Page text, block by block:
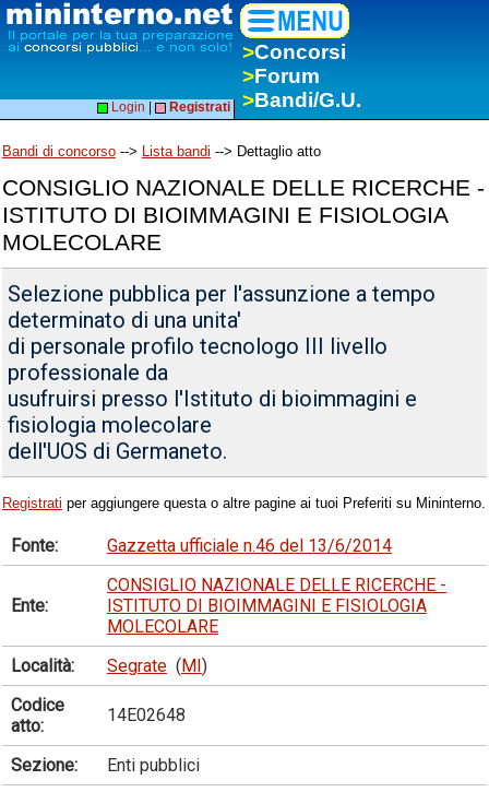
>Concorsi
>Forum
>Bandi/G.U.
Login Registrati
Bandi di concorso --> Lista bandi --> Dettaglio atto
CONSIGLIO NAZIONALE DELLE RICERCHE -
ISTITUTO DI BIOIMMAGINI E FISIOLOGIA
MOLECOLARE
Selezione pubblica per l'assunzione a tempo
determinato di una unita'
di personale profilo tecnologo III livello
professionale da
usufruirsi presso l'Istituto di bioimmagini e
fisiologia molecolare
dell'UOS di Germaneto.
Registrati per aggiungere questa o altre pagine ai tuoi Preferiti su Mininterno.
Fonte: Gazzetta ufficiale n.46 del 13/6/2014
Ente:
CONSIGLIO NAZIONALE DELLE RICERCHE -
ISTITUTO DI BIOIMMAGINI E FISIOLOGIA
MOLECOLARE
Località:
Segrate (MI)
Codice
atto:
14E02648
Sezione:
Enti pubblici